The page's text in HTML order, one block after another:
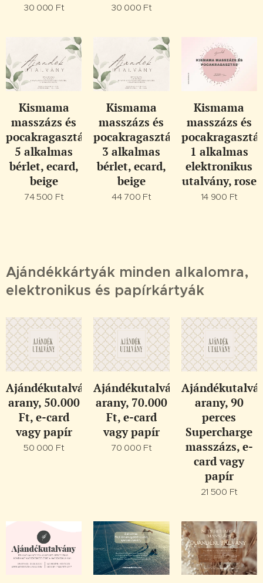
30 000 Ft 30 000 Ft
Kismama
masszázs és
pocakragasztás
5 alkalmas
bérlet, ecard,
beige
74 500 Ft
Kismama
masszázs és
pocakragasztás
3 alkalmas
bérlet, ecard,
beige
44 700 Ft
Kismama
masszázs és
1 alkalmas
elektronikus
utalvány, rose
14 900 Ft
Ajándékkártyák minden alkalomra,
elektronikus és papírkártyák
Ajándékutalvány,
arany, 50.000
Ft, e-card
vagy papír
50 000 Ft
Ajándékutalvány,
arany, 70.000
Ft, e-card
vagy papír
70 000 Ft
arany, 90
perces
Supercharge
masszázs, e-
card vagy
papír
21 500 Ft